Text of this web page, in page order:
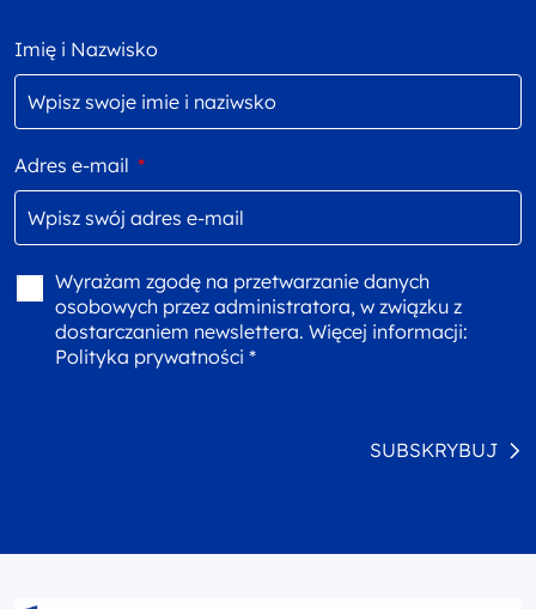
Imię i Nazwisko
Adres e-mail *
Wyrażam zgodę na przetwarzanie danych
osobowych przez administratora, w związku z
dostarczaniem newslettera. Więcej informacji:
Polityka prywatności *
SUBSKRYBUJ